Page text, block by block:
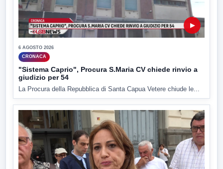
▶
6 AGOSTO 2026
CRONACA
"Sistema Caprio", Procura S.Maria CV chiede rinvio a
giudizio per 54
La Procura della Repubblica di Santa Capua Vetere chiude le...